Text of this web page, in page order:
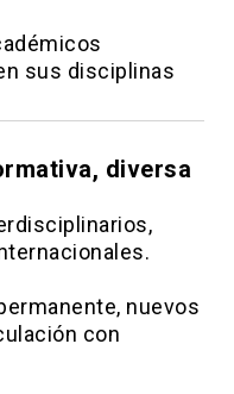
sus disciplinas
diversa
nuevos
con